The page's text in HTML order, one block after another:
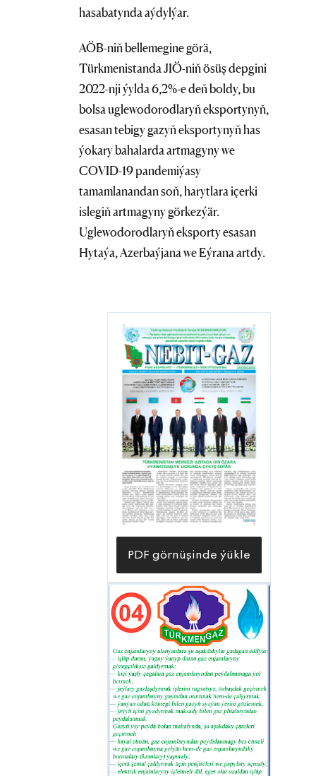
hasabatynda aýdylýar.
AÖB-niň bellemegine görä,
Türkmenistanda JIÖ-niň ösüş depgini
2022-nji ýylda 6,2%-e deň boldy, bu
bolsa uglewodorodlaryň eksportynyň,
esasan tebigy gazyň eksportynyň has
ýokary bahalarda artmagyny we
COVID-19 pandemiýasy
tamamlanandan soň, harytlara içerki
islegiň artmagyny görkezýär.
Uglewodorodlaryň eksporty esasan
Hytaýa, Azerbaýjana we Eýrana artdy.
PDF görnüşinde ýükle